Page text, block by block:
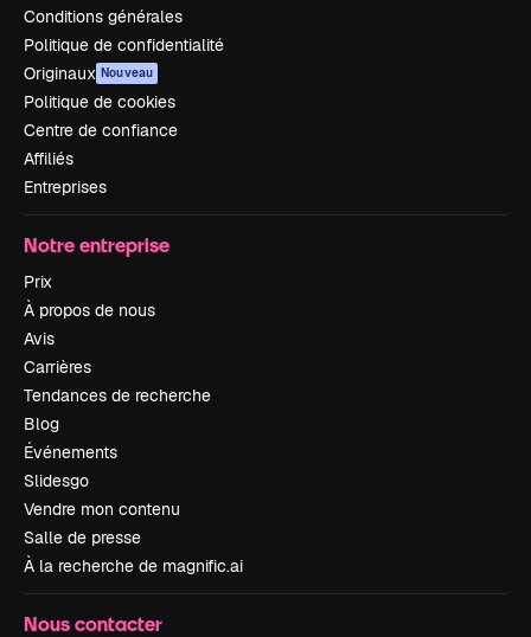
Conditions générales
Politique de confidentialité
Originaux Nouveau
Politique de cookies
Centre de confiance
Affiliés
Entreprises
Notre entreprise
Prix
À propos de nous
Avis
Carrières
Tendances de recherche
Blog
Événements
Slidesgo
Vendre mon contenu
Salle de presse
À la recherche de magnific.ai
Nous contacter